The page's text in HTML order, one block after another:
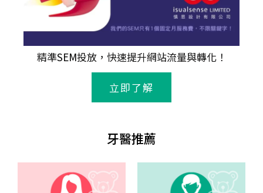
精準SEM投放，快速提升網站流量與轉化！
立即了解
牙醫推薦